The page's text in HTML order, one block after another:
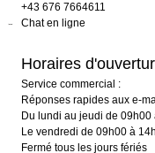
+43 676 7664611
Chat en ligne
Horaires
Service commercial :
Réponses rapides aux e-
Du lundi au jeudi de 09h00
Le vendredi de 09h00 à
Fermé tous les jours fériés